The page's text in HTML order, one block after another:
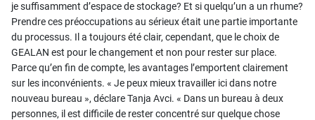
je suffisamment d’espace de stockage? Et si quelqu’un a un rhume?
Prendre ces préoccupations au sérieux était une partie importante
du processus. Il a toujours été clair, cependant, que le choix de
GEALAN est pour le changement et non pour rester sur place.
Parce qu’en fin de compte, les avantages l’emportent clairement
sur les inconvénients. « Je peux mieux travailler ici dans notre
nouveau bureau », déclare Tanja Avci. « Dans un bureau à deux
personnes, il est difficile de rester concentré sur quelque chose